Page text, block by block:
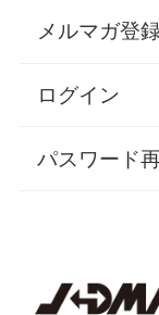
メルマガ登
ログイン
パスワード